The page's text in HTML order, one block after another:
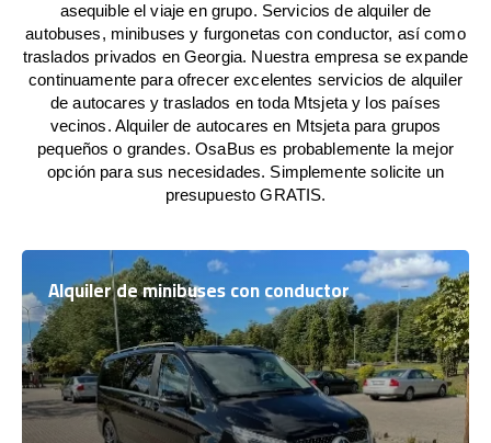
asequible el viaje en grupo. Servicios de alquiler de
autobuses, minibuses y furgonetas con conductor, así como
traslados privados en Georgia. Nuestra empresa se expande
continuamente para ofrecer excelentes servicios de alquiler
de autocares y traslados en toda Mtsjeta y los países
vecinos. Alquiler de autocares en Mtsjeta para grupos
pequeños o grandes. OsaBus es probablemente la mejor
opción para sus necesidades. Simplemente solicite un
presupuesto GRATIS.
Alquiler de minibuses con conductor